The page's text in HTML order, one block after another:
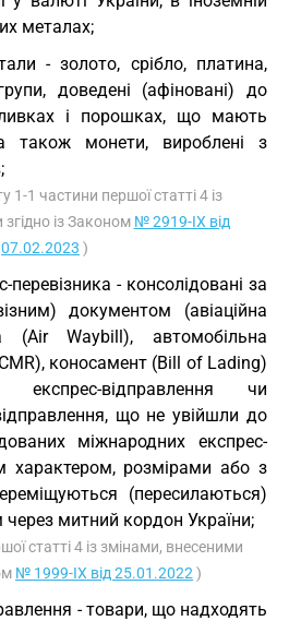
металах;
- золото, срібло, платина,
доведені (афіновані) до
і порошках, що мають
також монети, вироблені з
1-1 частини першої статті 4 із
із Законом № 2919-IX від
07.02.2023 )
- консолідовані за
документом (авіаційна
(Air Waybill), автомобільна
коносамент (Bill of Lading)
відправлення чи
що не увійшли до
міжнародних експрес-
характером, розмірами або з
(пересилаються)
через митний кордон України;
статті 4 із змінами, внесеними
№ 1999-IX від 25.01.2022 )
- товари, що надходять